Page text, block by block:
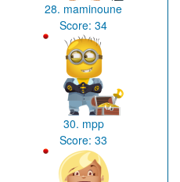
28. maminoune
Score:34
30. mpp
Score:33